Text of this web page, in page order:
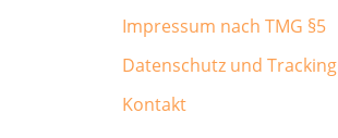
Impressum nach TMG §5
Datenschutz und Tracking
Kontakt